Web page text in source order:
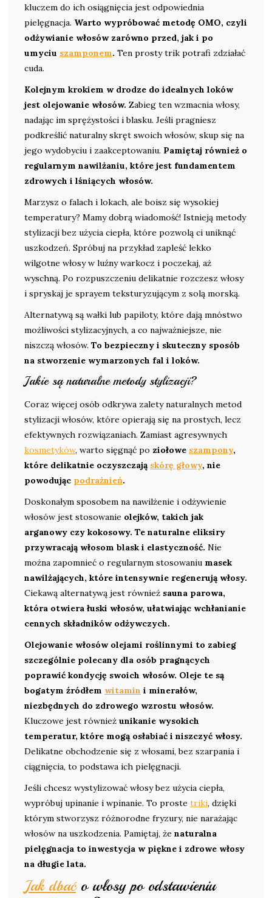
kluczem do ich osiągnięcia jest odpowiednia
pielęgnacja. Warto wypróbować metodę OMO, czyli
odżywianie włosów zarówno przed, jak i po
umyciu szamponem. Ten prosty trik potrafi zdziałać
cuda.
Kolejnym krokiem w drodze do idealnych loków
jest olejowanie włosów. Zabieg ten wzmacnia włosy,
nadając im sprężystości i blasku. Jeśli pragniesz
podkreślić naturalny skręt swoich włosów, skup się na
jego wydobyciu i zaakceptowaniu. Pamiętaj również o
regularnym nawilżaniu, które jest fundamentem
zdrowych i lśniących włosów.
Marzysz o falach i lokach, ale boisz się wysokiej
temperatury? Mamy dobrą wiadomość! Istnieją metody
stylizacji bez użycia ciepła, które pozwolą ci uniknąć
uszkodzeń. Spróbuj na przykład zapleść lekko
wilgotne włosy w luźny warkocz i poczekaj, aż
wyschną. Po rozpuszczeniu delikatnie rozczesz włosy
i spryskaj je sprayem teksturyzującym z solą morską.
Alternatywą są wałki lub papiloty, które dają mnóstwo
możliwości stylizacyjnych, a co najważniejsze, nie
niszczą włosów. To bezpieczny i skuteczny sposób
na stworzenie wymarzonych fal i loków.
Jakie są naturalne metody stylizacji?
Coraz więcej osób odkrywa zalety naturalnych metod
stylizacji włosów, które opierają się na prostych, lecz
efektywnych rozwiązaniach. Zamiast agresywnych
kosmetyków, warto sięgnąć po ziołowe szampony,
które delikatnie oczyszczają skórę głowy, nie
powodując podrażnień.
Doskonałym sposobem na nawilżenie i odżywienie
włosów jest stosowanie olejków, takich jak
arganowy czy kokosowy. Te naturalne eliksiry
przywracają włosom blask i elastyczność. Nie
można zapomnieć o regularnym stosowaniu masek
nawilżających, które intensywnie regenerują włosy.
Ciekawą alternatywą jest również sauna parowa,
która otwiera łuski włosów, ułatwiając wchłanianie
cennych składników odżywczych.
Olejowanie włosów olejami roślinnymi to zabieg
szczególnie polecany dla osób pragnących
poprawić kondycję swoich włosów. Oleje te są
bogatym źródłem witamin i minerałów,
niezbędnych do zdrowego wzrostu włosów.
Kluczowe jest również unikanie wysokich
temperatur, które mogą osłabiać i niszczyć włosy.
Delikatne obchodzenie się z włosami, bez szarpania i
ciągnięcia, to podstawa ich pielęgnacji.
Jeśli chcesz wystylizować włosy bez użycia ciepła,
wypróbuj upinanie i wpinanie. To proste triki, dzięki
którym stworzysz różnorodne fryzury, nie narażając
włosów na uszkodzenia. Pamiętaj, że naturalna
pielęgnacja to inwestycja w piękne i zdrowe włosy
na długie lata.
Jak dbaćo włosy po odstawieniu